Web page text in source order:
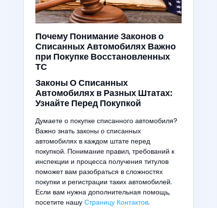
Почему Понимание Законов о
Списанных Автомобилях Важно
при Покупке Восстановленных
ТС
Законы О Списанных
Автомобилях в Разных Штатах:
Узнайте Перед Покупкой
Думаете о покупке списанного автомобиля?
Важно знать законы о списанных
автомобилях в каждом штате перед
покупкой. Понимание правил, требований к
инспекции и процесса получения титулов
поможет вам разобраться в сложностях
покупки и регистрации таких автомобилей.
Если вам нужна дополнительная помощь,
посетите нашу Страницу Контактов.